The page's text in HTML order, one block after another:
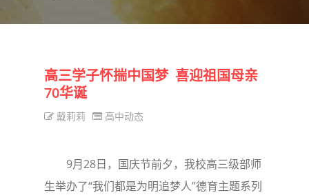
高三学子怀揣中国梦 喜迎祖国母亲
70华诞
戴莉莉 高中动态
9月28日，国庆节前夕，我校高三级部师
生举办了“我们都是为明追梦人”德育主题系列